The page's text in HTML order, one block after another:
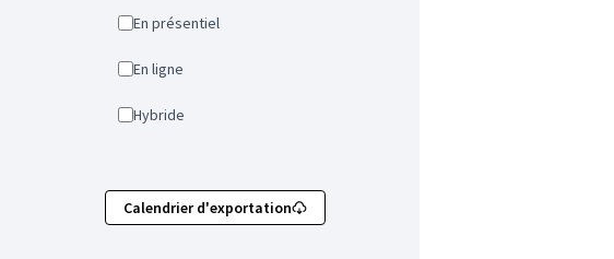
En présentiel
En ligne
Hybride
Calendrier d'exportation